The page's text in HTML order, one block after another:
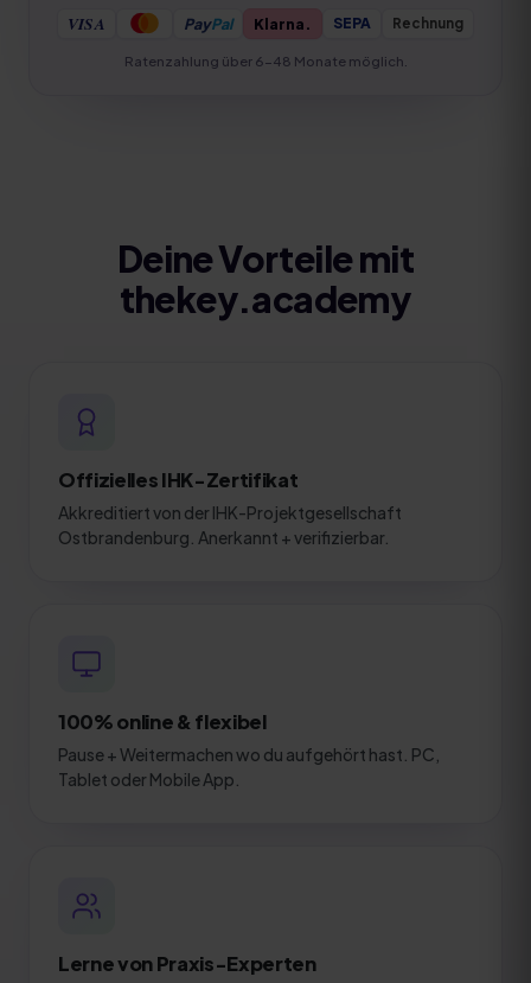
VISA PayPal Klarna. SEPA Rechnung
Ratenzahlung über 6–48 Monate möglich.
Deine Vorteile mit
thekey.academy
Offizielles IHK-Zertifikat
Akkreditiert von der IHK-Projektgesellschaft
Ostbrandenburg. Anerkannt + verifizierbar.
100% online & flexibel
Pause + Weitermachen wo du aufgehört hast. PC,
Tablet oder Mobile App.
Lerne von Praxis-Experten